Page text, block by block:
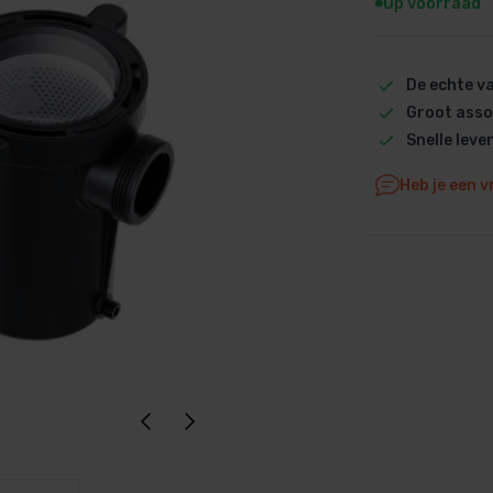
Dolphin M600 onderdelen
Dolphin M700 onderdelen
Dolphin Poolstyle E10
Dolphin S100 onderdelen
De echte
Groot
Snelle
Heb je een